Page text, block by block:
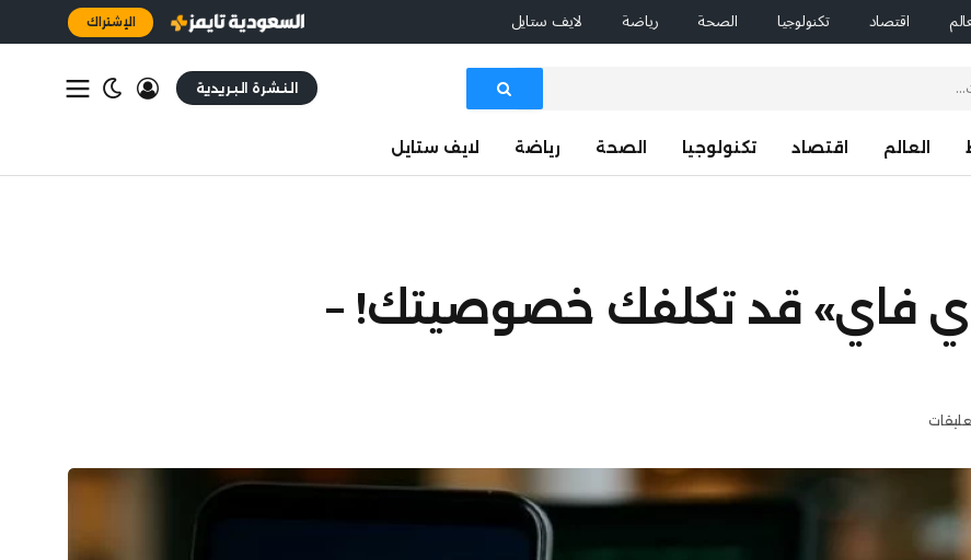
اقتصاد تكنولوجيا الصحة رياضة لايف ستايل الإشتراك
النشرة البريدية
العالم اقتصاد تكنولوجيا الصحة رياضة لايف ستايل
فاي» قد تكلفك خصوصيتك! –